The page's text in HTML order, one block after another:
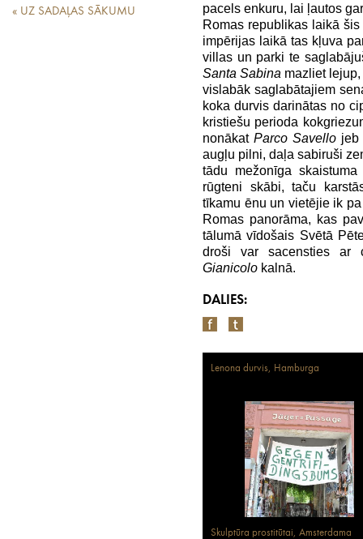
« UZ SADAĻAS SĀKUMU
pacels enkuru, lai ļautos
Romas republikas laikā
impērijas laikā tas kļuva
villas un parki te
Santa Sabina mazliet
vislabāk saglabātajiem
koka durvis darinātas no
kristiešu perioda
nonākat Parco Savellojeb
augļu pilni, daļa sabiruši
tādu mežonīga
rūgteni skābi, taču
tīkamu ēnu un vietējie ik
Romas panorāma, kas
tālumā vīdošais Svētā
droši var sacensties ar
Gianicolo kalnā.
DALIES:
Lenona durvis, Hamburga
Skulptūra prostitūtai, Amsterdama